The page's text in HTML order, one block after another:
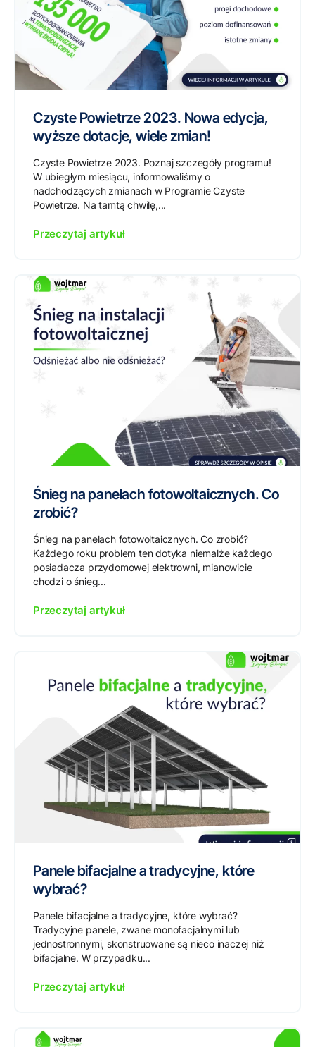
Czyste Powietrze 2023. Nowa edycja,
wyższe dotacje, wiele zmian!
Czyste Powietrze 2023. Poznaj szczegóły programu!
W ubiegłym miesiącu, informowaliśmy o
nadchodzących zmianach w Programie Czyste
Powietrze. Na tamtą chwilę,...
Przeczytaj artykuł
Śnieg na panelach fotowoltaicznych. Co
zrobić?
Śnieg na panelach fotowoltaicznych. Co zrobić?
Każdego roku problem ten dotyka niemalże każdego
posiadacza przydomowej elektrowni, mianowicie
chodzi o śnieg...
Przeczytaj artykuł
Panele bifacjalne a tradycyjne, które
wybrać?
Panele bifacjalne a tradycyjne, które wybrać?
Tradycyjne panele, zwane monofacjalnymi lub
jednostronnymi, skonstruowane są nieco inaczej niż
bifacjalne. W przypadku...
Przeczytaj artykuł